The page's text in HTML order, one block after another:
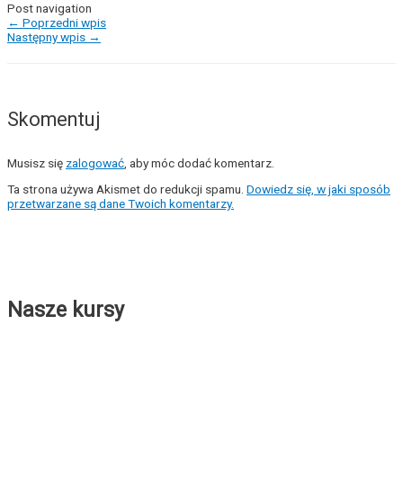
Post navigation
← Poprzedni wpis
Następny wpis →
Skomentuj
Musisz się zalogować , aby móc dodać komentarz.
Ta strona używa Akismet do redukcji spamu. Dowiedz się, w jaki sposób
przetwarzane są dane Twoich komentarzy.
Nasze kursy